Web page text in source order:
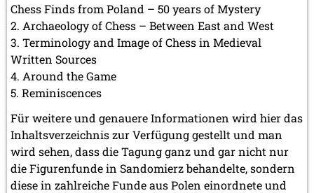
Chess Finds from Poland – 50 years of Mystery
Archaeology of Chess – Between East and West
Terminology and Image of Chess in Medieval
Written Sources
Around the Game
Reminiscences
Für weitere und genauere Informationen wird hier das
Inhaltsverzeichnis zur Verfügung gestellt und man
wird sehen, dass die Tagung ganz und gar nicht nur
die Figurenfunde in Sandomierz behandelte, sondern
diese in zahlreiche Funde aus Polen einordnete und